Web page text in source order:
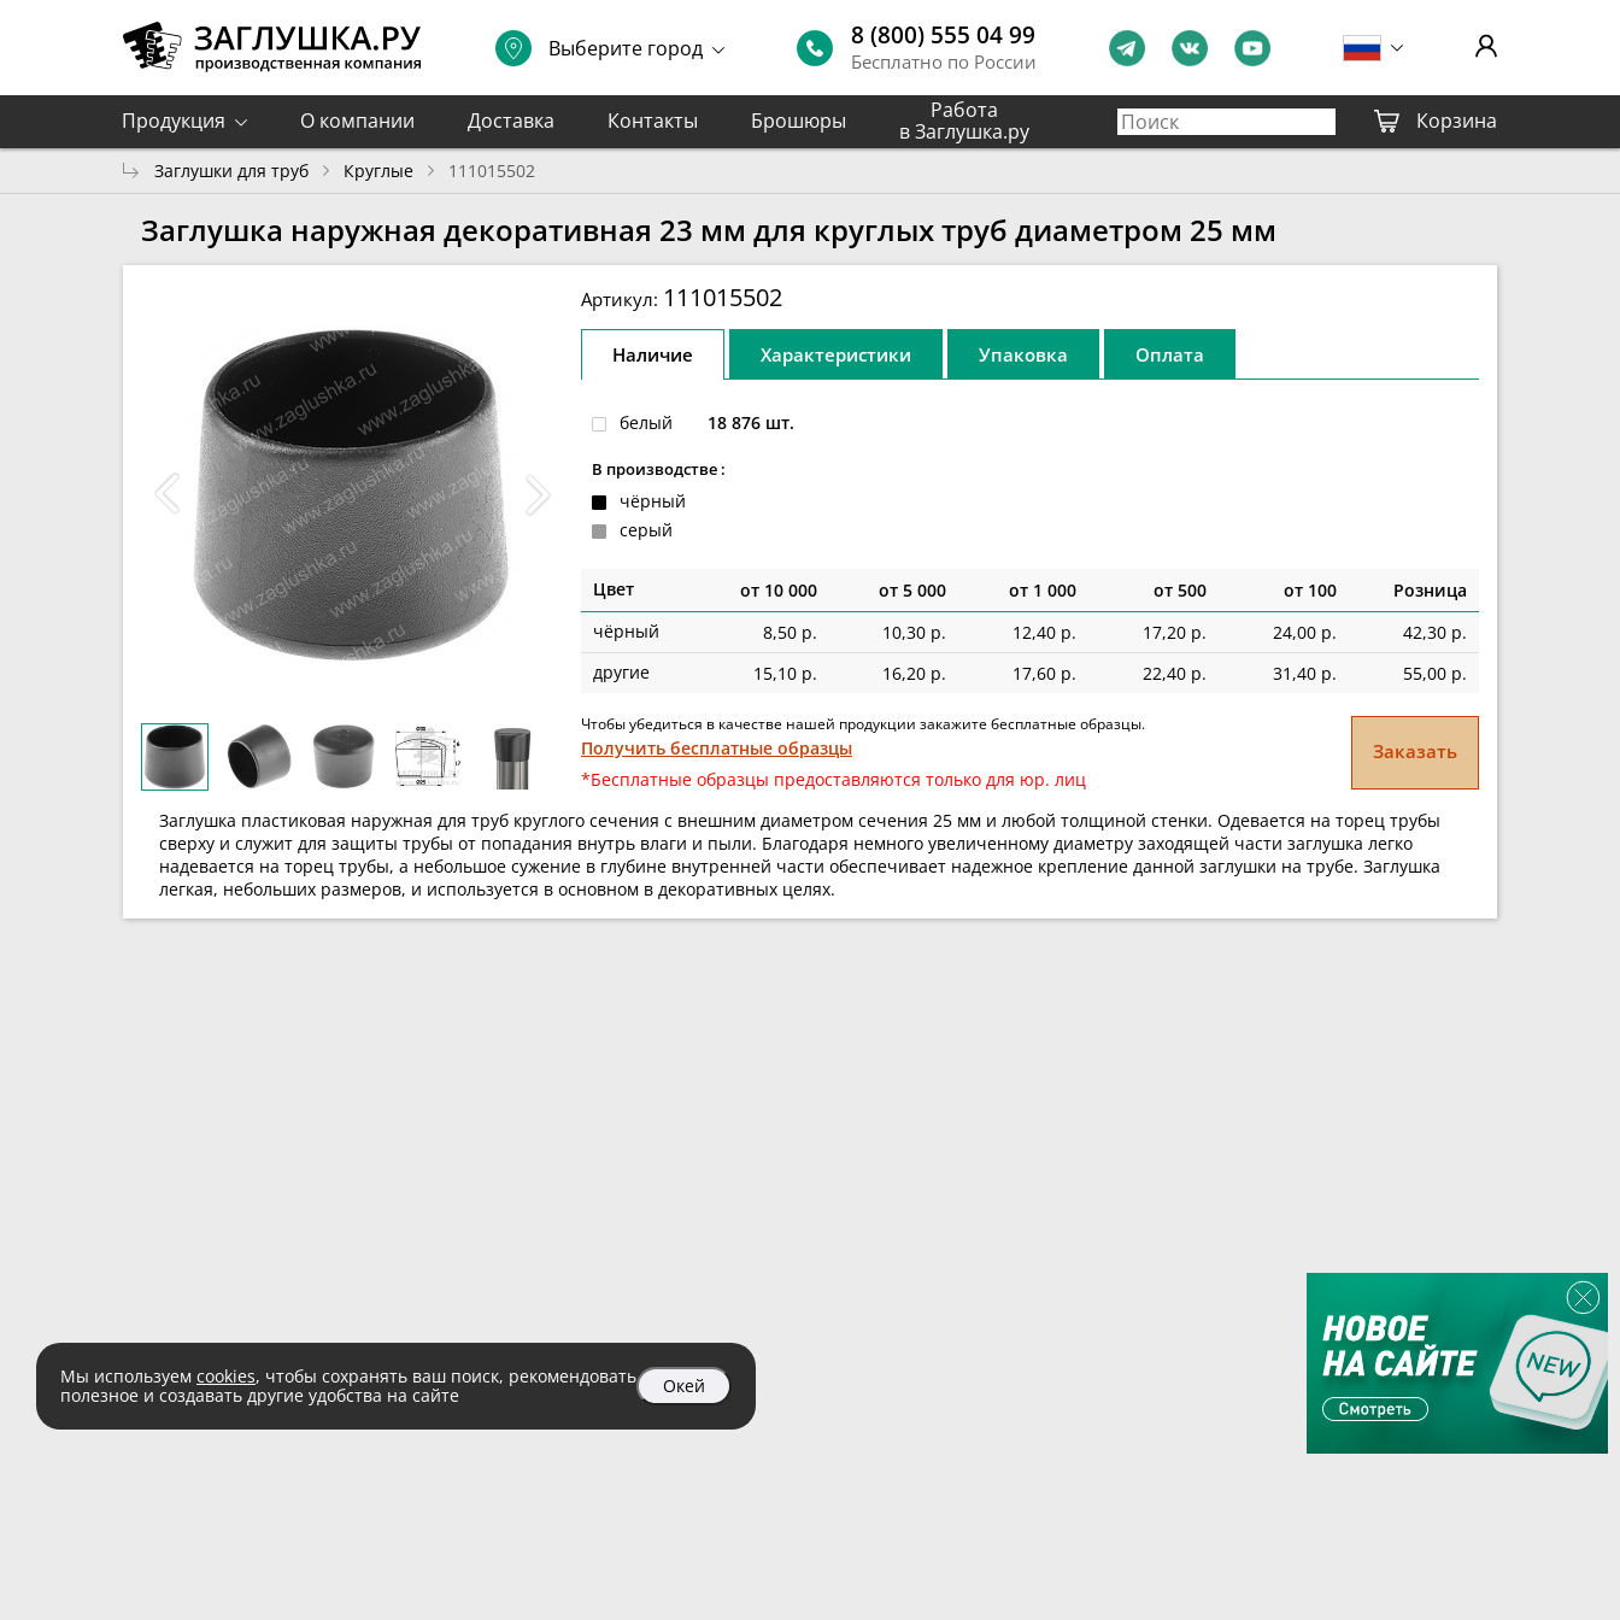
Выберите город 8 (800) 555 04 99
Бесплатно по России
Продукция О компании Доставка Контакты Брошюры
Работа
в Заглушка.ру
Корзина
Заглушки для труб Круглые 111015502
Заглушка наружная декоративная 23 мм для круглых труб диаметром 25 мм
Артикул: 111015502
Наличие Характеристики Упаковка Оплата
белый 18 876 шт.
В производстве :
чёрный
серый
Цвет от 10 000 от 5 000 от 1 000 от 500 от 100
Розница
чёрный
8,50 р. 10,30 р. 12,40 р. 17,20 р. 24,00 р.
42,30 р.
другие
15,10 р. 16,20 р. 17,60 р. 22,40 р. 31,40 р. 55,00 р.
Чтобы убедиться в качестве нашей продукции закажите бесплатные образцы.
Получить бесплатные образцы
*Бесплатные образцы предоставляются только для юр. лиц
Заказать
Заглушка пластиковая наружная для труб круглого сечения с внешним диаметром сечения 25 мм и любой толщиной стенки. Одевается на торец трубы
сверху и служит для защиты трубы от попадания внутрь влаги и пыли. Благодаря немного увеличенному диаметру заходящей части заглушка легко
надевается на торец трубы, а небольшое сужение в глубине внутренней части обеспечивает надежное крепление данной заглушки на трубе. Заглушка
легкая, небольших размеров, и используется в основном в декоративных целях.
Мы используем cookies, чтобы сохранять ваш поиск, рекомендовать
полезное и создавать другие удобства на сайте
Окей